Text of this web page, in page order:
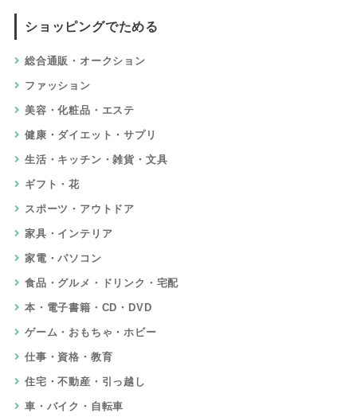
ショッピングでためる
総合通販・オークション
ファッション
美容・化粧品・エステ
健康・ダイエット・サプリ
生活・キッチン・雑貨・文具
ギフト・花
スポーツ・アウトドア
家具・インテリア
家電・パソコン
食品・グルメ・ドリンク・宅配
本・電子書籍・CD・DVD
ゲーム・おもちゃ・ホビー
仕事・資格・教育
住宅・不動産・引っ越し
車・バイク・自転車